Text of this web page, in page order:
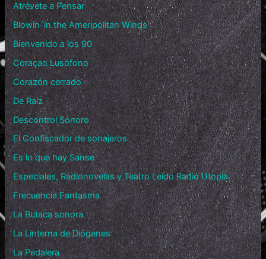
Atrévete a Pensar
Blowin´in the Ameripolitan Winds
Bienvenido a los 90
Coraçao Lusófono
Corazón cerrado
De Raíz
Descontrol Sonoro
El Confiscador de sonajeros
Es lo que hay Sanse
Especiales, Radionovelas y Teatro Leído Radio Utopía
Frecuencia Fantasma
La Butaca sonora
La Linterna de Diógenes
La Pedalera